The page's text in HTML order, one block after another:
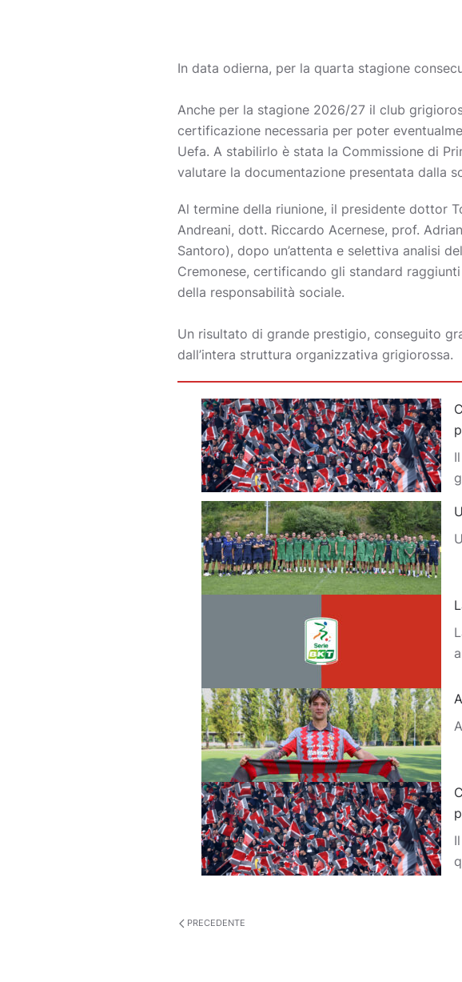
In data odierna, per la quarta stagione
Anche per la stagione 2026/27 il club
certificazione necessaria per poter
Uefa. A stabilirlo è stata la Commissione di
valutare la documentazione presentata dalla
Al termine della riunione, il presidente dottor
Andreani, dott. Riccardo Acernese, prof.
Santoro), dopo un’attenta e selettiva analisi
Cremonese, certificando gli standard
della responsabilità sociale.
Un risultato di grande prestigio, conseguito
dall’intera struttura organizzativa grigiorossa.
PRECEDENTE